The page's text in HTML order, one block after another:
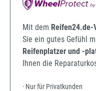
Mit dem Reifen24.de-
Sie ein gutes Gefühl
Reifenplatzer und -
Ihnen die
· Nur für Privatkunden